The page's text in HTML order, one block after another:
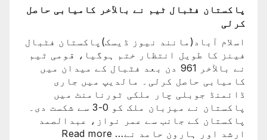
فٹبال
باہر
ہوگئی
پاکستان فٹبال ٹیم نے بالآخر کامیابی حاصل
کرلی
اسلام آباد(مانند نیوز ڈیسک)پاکستان فٹبال
فینز کا طویل انتظار ختم ہوگیا، قومی ٹیم
نے بالآخر 961 دن بعد فٹبال کے میدان میں
کامیابی حاصل کرلی۔ مالدیپ میں جاری
ڈائمنڈ جوبلی چار ملکی ٹورنامنٹ میں
پاکستان نے میزبان ملک کو 0-3 سے شکست دی۔
پاکستان کے جانب سے عمر نواز، عبدالصمد
ارشد اور ہارون حامد نے… Read more
: